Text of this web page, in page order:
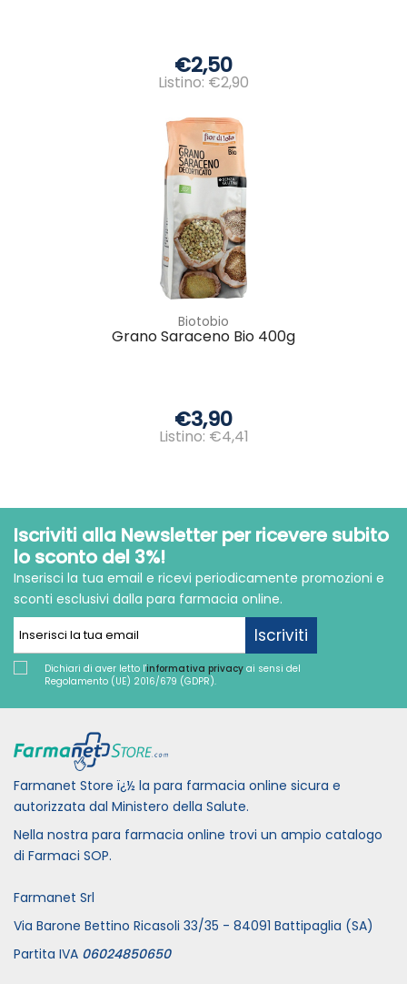
€2,50
Listino: €2,90
Biotobio
Grano Saraceno Bio 400g
€3,90
Listino: €4,41
Iscriviti alla Newsletter per ricevere subito
lo sconto del 3%!
Inserisci la tua email e ricevi periodicamente promozioni e
sconti esclusivi dalla para farmacia online.
Iscriviti
Dichiari di aver letto l'informativa privacy ai sensi del
Regolamento (UE) 2016/679 (GDPR).
Farmanet Store ï¿½ la para farmacia online sicura e
autorizzata dal Ministero della Salute.
Nella nostra para farmacia online trovi un ampio catalogo
di Farmaci SOP.
Farmanet Srl
Via Barone Bettino Ricasoli 33/35 - 84091 Battipaglia (SA)
Partita IVA 06024850650